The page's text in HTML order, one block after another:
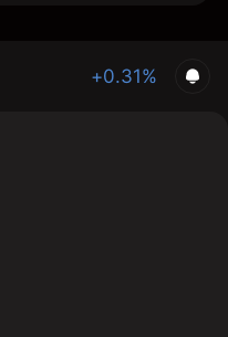
+0.31%